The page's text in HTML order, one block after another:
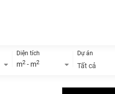
Diện tích
m2 - m2
Dự án
Tất cả